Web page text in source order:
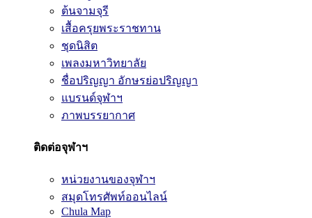
ต้นจามจุรี
เสื้อครุยพระราชทาน
ชุดนิสิต
เพลงมหาวิทยาลัย
ชื่อปริญญา อักษรย่อปริญญา
แบรนด์จุฬาฯ
ภาพบรรยากาศ
ติดต่อจุฬาฯ
หน่วยงานของจุฬาฯ
สมุดโทรศัพท์ออนไลน์
Chula Map